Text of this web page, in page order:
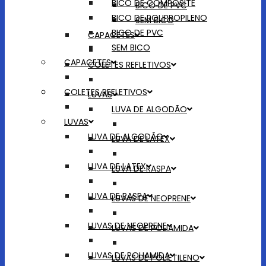
BICO DE PVC
SEM BICO
CAPACETES
COLETES REFLETIVOS
LUVAS
LUVA DE ALGODÃO
LUVA DE LATEX
LUVA DE RASPA
LUVAS DE NEOPRENE
LUVAS DE POLIAMIDA
LUVAS DE POLIETILENO
BICO DE COMPOSITE
BICO DE POLIPROPILENO
BICO DE PVC
SEM BICO
CAPACETES
COLETES REFLETIVOS
LUVAS
LUVA DE ALGODÃO
LUVA DE LATEX
LUVA DE RASPA
LUVAS DE NEOPRENE
LUVAS DE POLIAMIDA